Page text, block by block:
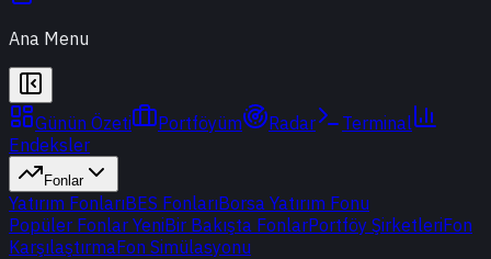
Ana Menu
Günün Özeti Portföyüm Radar
Terminal
Endeksler
Fonlar
Yatırım FonlarıBES FonlarıBorsa Yatırım Fonu
Popüler Fonlar YeniBir Bakışta FonlarPortföy ŞirketleriFon
KarşılaştırmaFon Simülasyonu